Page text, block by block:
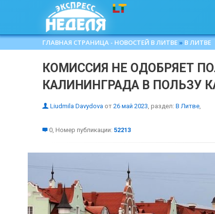
ГЛАВНАЯ СТРАНИЦА - НОВОСТЕЙ В ЛИТВЕ » В ЛИТВЕ
КОМИССИЯ НЕ ОДОБРЯЕТ
КАЛИНИНГРАДА В ПОЛЬЗУ
Liudmila Davydova от 26 май 2023, раздел: В Литве,
0, Номер публикации: 52213